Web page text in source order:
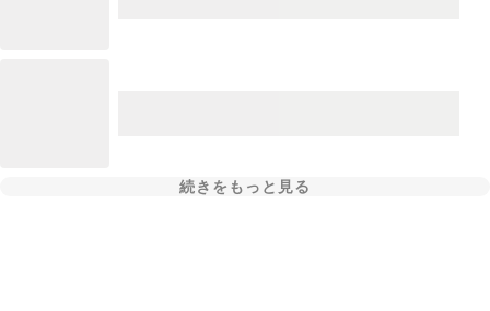
続きをもっと見る